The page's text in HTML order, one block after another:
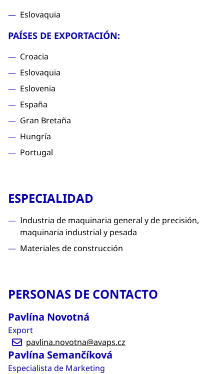
Eslovaquia
PAÍSES DE EXPORTACIÓN:
Croacia
Eslovaquia
Eslovenia
España
Gran Bretaña
Hungría
Portugal
ESPECIALIDAD
Industria de maquinaria general y de precisión,
maquinaria industrial y pesada
Materiales de construcción
PERSONAS DE CONTACTO
Pavlína Novotná
Export
pavlina.novotna@avaps.cz
Pavlína Semančíková
Especialista de Marketing